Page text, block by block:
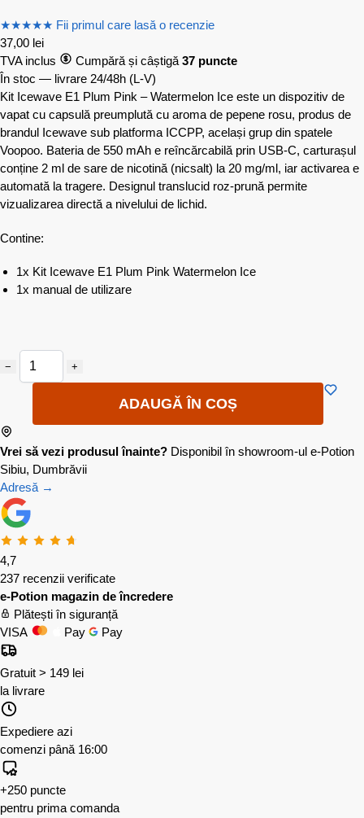
★★★★★ Fii primul care lasă o recenzie
37,00 lei
TVA inclus
Cumpără și câștigă 37 puncte
În stoc — livrare 24/48h (L-V)
Kit Icewave E1 Plum Pink – Watermelon Ice este un dispozitiv de
vapat cu capsulă preumplută cu aroma de pepene rosu, produs de
brandul Icewave sub platforma ICCPP, același grup din spatele
Voopoo. Bateria de 550 mAh e reîncărcabilă prin USB-C, carturașul
conține 2 ml de sare de nicotină (nicsalt) la 20 mg/ml, iar activarea e
automată la tragere. Designul translucid roz-prună permite
vizualizarea directă a nivelului de lichid.
Contine:
1x Kit Icewave E1 Plum Pink Watermelon Ice
1x manual de utilizare
− +
ADAUGĂ ÎN COȘ
Vrei să vezi produsul înainte? Disponibil în showroom-ul e-Potion
Sibiu, Dumbrăvii
Adresă →
4,7
237 recenzii verificate
e-Potion magazin de încredere
Plătești în siguranță
VISA
Pay Pay
Gratuit > 149 lei
la livrare
Expediere azi
comenzi până 16:00
+250 puncte
pentru prima comanda